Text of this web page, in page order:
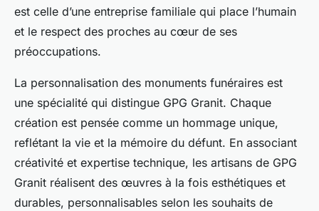
est celle d’une entreprise familiale qui place l’humain
et le respect des proches au cœur de ses
préoccupations.
La personnalisation des monuments funéraires est
une spécialité qui distingue GPG Granit. Chaque
création est pensée comme un hommage unique,
reflétant la vie et la mémoire du défunt. En associant
créativité et expertise technique, les artisans de GPG
Granit réalisent des œuvres à la fois esthétiques et
durables, personnalisables selon les souhaits de